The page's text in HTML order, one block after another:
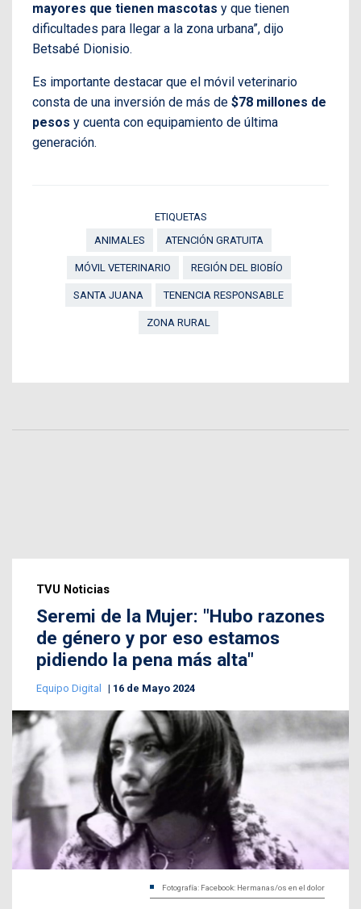
mayores que tienen mascotas y que tienen
dificultades para llegar a la zona urbana”, dijo
Betsabé Dionisio.
Es importante destacar que el móvil veterinario
consta de una inversión de más de $78 millones de
pesos y cuenta con equipamiento de última
generación.
ETIQUETAS
ANIMALES
ATENCIÓN GRATUITA
MÓVIL VETERINARIO REGIÓN DEL BIOBÍO
SANTA JUANA TENENCIA RESPONSABLE
ZONA RURAL
TVU Noticias
Seremi de la Mujer: "Hubo razones
de género y por eso estamos
pidiendo la pena más alta"
Equipo Digital 16 de Mayo 2024
Fotografía: Facebook: Hermanas/os en el dolor